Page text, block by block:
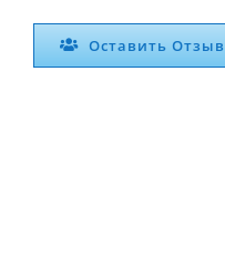
Оставить Отзыв